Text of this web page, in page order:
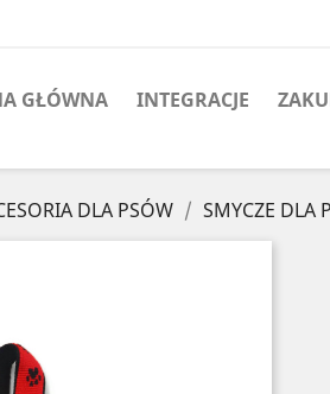
GŁÓWNA INTEGRACJE
DLA PSÓW SMYCZE DLA